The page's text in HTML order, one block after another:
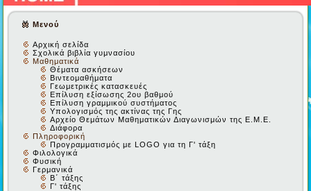
Μενού
Αρχική σελίδα
Σχολικά βιβλία γυμνασίου
Μαθηματικά
Θέματα ασκήσεων
Βιντεομαθήματα
Γεωμετρικές κατασκευές
Επίλυση εξίσωσης 2ου βαθμού
Επίλυση γραμμικού συστήματος
Υπολογισμός της ακτίνας της Γης
Αρχείο Θεμάτων Μαθηματικών Διαγωνισμών της Ε.Μ.Ε.
Διάφορα
Πληροφορική
Προγραμματισμός με LOGO για τη Γ' τάξη
Φιλολογικά
Φυσική
Γερμανικά
Β΄ τάξης
Γ' τάξης